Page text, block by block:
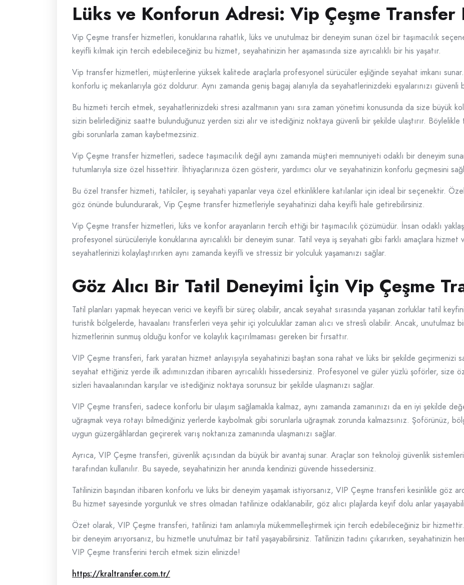
Lüks ve Konforun Adresi: Vip Çeşme
Vip Çeşme transfer hizmetleri, konuklarına rahatlık, lüks ve unutulmaz bir deneyim sunan özel bir taşımacılık
keyifli kılmak için tercih edebileceğiniz bu hizmet, seyahatinizin her aşamasında size ayrıcalıklı bir his yaşatır.
Vip transfer hizmetleri, müşterilerine yüksek kalitede araçlarla profesyonel sürücüler eşliğinde seyahat imkanı
konforlu iç mekanlarıyla göz doldurur. Aynı zamanda geniş bagaj alanıyla da seyahatlerinizdeki eşyalarınızı güvenli
Bu hizmeti tercih etmek, seyahatlerinizdeki stresi azaltmanın yanı sıra zaman yönetimi konusunda da size büyük
sizin belirlediğiniz saatte bulunduğunuz yerden sizi alır ve istediğiniz noktaya güvenli bir şekilde ulaştırır.
gibi sorunlarla zaman kaybetmezsiniz.
Vip Çeşme transfer hizmetleri, sadece taşımacılık değil aynı zamanda müşteri memnuniyeti odaklı bir deneyim
tutumlarıyla size özel hissettirir. İhtiyaçlarınıza özen gösterir, yardımcı olur ve seyahatinizin konforlu geçmesini
Bu özel transfer hizmeti, tatilciler, iş seyahati yapanlar veya özel etkinliklere katılanlar için ideal bir seçenektir.
göz önünde bulundurarak, Vip Çeşme transfer hizmetleriyle seyahatinizi daha keyifli hale getirebilirsiniz.
Vip Çeşme transfer hizmetleri, lüks ve konfor arayanların tercih ettiği bir taşımacılık çözümüdür. İnsan odaklı
profesyonel sürücüleriyle konuklarına ayrıcalıklı bir deneyim sunar. Tatil veya iş seyahati gibi farklı amaçlara
seyahatlerinizi kolaylaştırırken aynı zamanda keyifli ve stressiz bir yolculuk yaşamanızı sağlar.
Göz Alıcı Bir Tatil Deneyimi İçin Vip Çeşme
Tatil planları yapmak heyecan verici ve keyifli bir süreç olabilir, ancak seyahat sırasında yaşanan zorluklar tatil
turistik bölgelerde, havaalanı transferleri veya şehir içi yolculuklar zaman alıcı ve stresli olabilir. Ancak,
hizmetlerinin sunmuş olduğu konfor ve kolaylık kaçırılmaması gereken bir fırsattır.
VIP Çeşme transferi, fark yaratan hizmet anlayışıyla seyahatinizi baştan sona rahat ve lüks bir şekilde geçirmenizi
seyahat ettiğiniz yerde ilk adımınızdan itibaren ayrıcalıklı hissedersiniz. Profesyonel ve güler yüzlü şoförler, size
sizleri havaalanından karşılar ve istediğiniz noktaya sorunsuz bir şekilde ulaşmanızı sağlar.
VIP Çeşme transferi, sadece konforlu bir ulaşım sağlamakla kalmaz, aynı zamanda zamanınızı da en iyi şekilde
uğraşmak veya rotayı bilmediğiniz yerlerde kaybolmak gibi sorunlarla uğraşmak zorunda kalmazsınız. Şoförünüz,
uygun güzergâhlardan geçirerek varış noktanıza zamanında ulaşmanızı sağlar.
Ayrıca, VIP Çeşme transferi, güvenlik açısından da büyük bir avantaj sunar. Araçlar son teknoloji güvenlik
tarafından kullanılır. Bu sayede, seyahatinizin her anında kendinizi güvende hissedersiniz.
Tatilinizin başından itibaren konforlu ve lüks bir deneyim yaşamak istiyorsanız, VIP Çeşme transferi kesinlikle göz
Bu hizmet sayesinde yorgunluk ve stres olmadan tatilinize odaklanabilir, göz alıcı plajlarda keyif dolu anlar
Özet olarak, VIP Çeşme transferi, tatilinizi tam anlamıyla mükemmelleştirmek için tercih edebileceğiniz bir hizmettir.
bir deneyim arıyorsanız, bu hizmetle unutulmaz bir tatil yaşayabilirsiniz. Tatilinizin tadını çıkarırken, seyahatinizin
VIP Çeşme transferini tercih etmek sizin elinizde!
https://kraltransfer.com.tr/